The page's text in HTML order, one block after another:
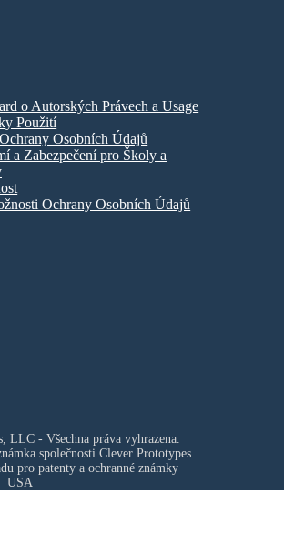
o Autorských Právech a Usage
Použití
Osobních Údajů
a Zabezpečení pro Školy a
Ochrany Osobních Údajů
LLC - Všechna práva vyhrazena.
společnosti Clever Prototypes
pro patenty a ochranné známky
USA